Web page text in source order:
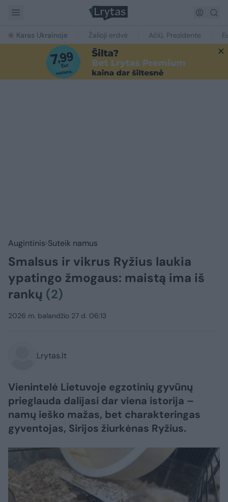
Karas Ukrainoje Žalioji erdvė Ačiū, Prezidente
Augintinis Suteik namus
Smalsus ir vikrus Ryžius laukia
ypatingo žmogaus: maistą ima iš
rankų (2)
2026 m. balandžio 27 d. 06:13
Lrytas.lt
Vienintelė Lietuvoje egzotinių gyvūnų
prieglauda dalijasi dar viena istorija –
namų ieško mažas, bet charakteringas
gyventojas, Sirijos žiurkėnas Ryžius.